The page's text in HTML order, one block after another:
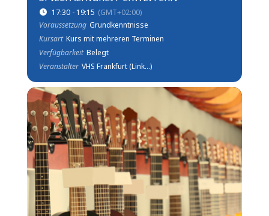
17:30 - 19:15 (GMT+02:00)
Voraussetzung Grundkenntnisse
Kursart Kurs mit mehreren Terminen
Verfügbarkeit Belegt
Veranstalter VHS Frankfurt (Link...)